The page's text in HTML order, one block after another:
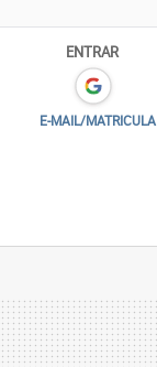
ENTRAR
E-MAIL/MATRICULA